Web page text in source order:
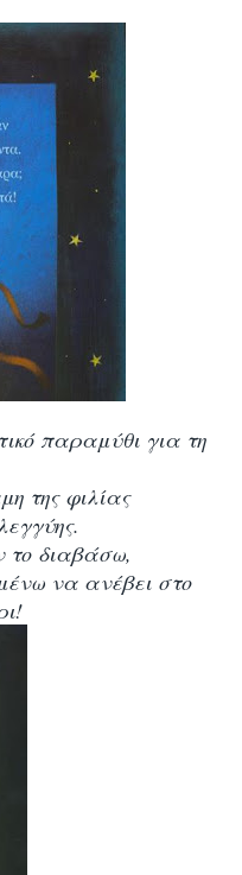
παραμύθι για τη
της φιλίας
το διαβάσω,
να ανέβει στο